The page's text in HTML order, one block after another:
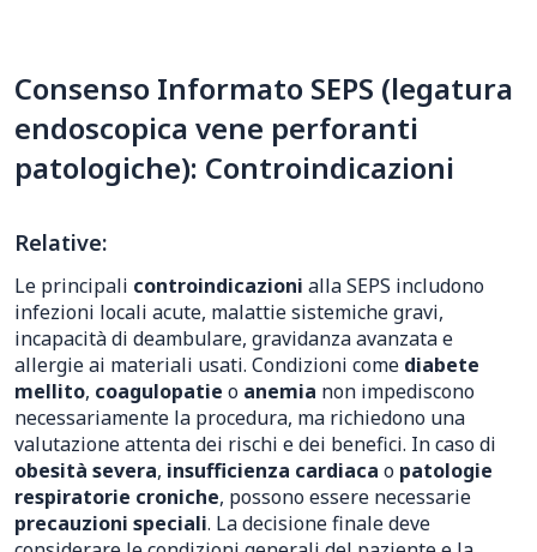
Consenso Informato SEPS (legatura
endoscopica vene perforanti
patologiche): Controindicazioni
Relative:
Le principali controindicazioni alla SEPS includono
infezioni locali acute, malattie sistemiche gravi,
incapacità di deambulare, gravidanza avanzata e
allergie ai materiali usati. Condizioni come diabete
mellito, coagulopatie o anemia non impediscono
necessariamente la procedura, ma richiedono una
valutazione attenta dei rischi e dei benefici. In caso di
obesità severa, insufficienza cardiaca o patologie
respiratorie croniche, possono essere necessarie
precauzioni speciali. La decisione finale deve